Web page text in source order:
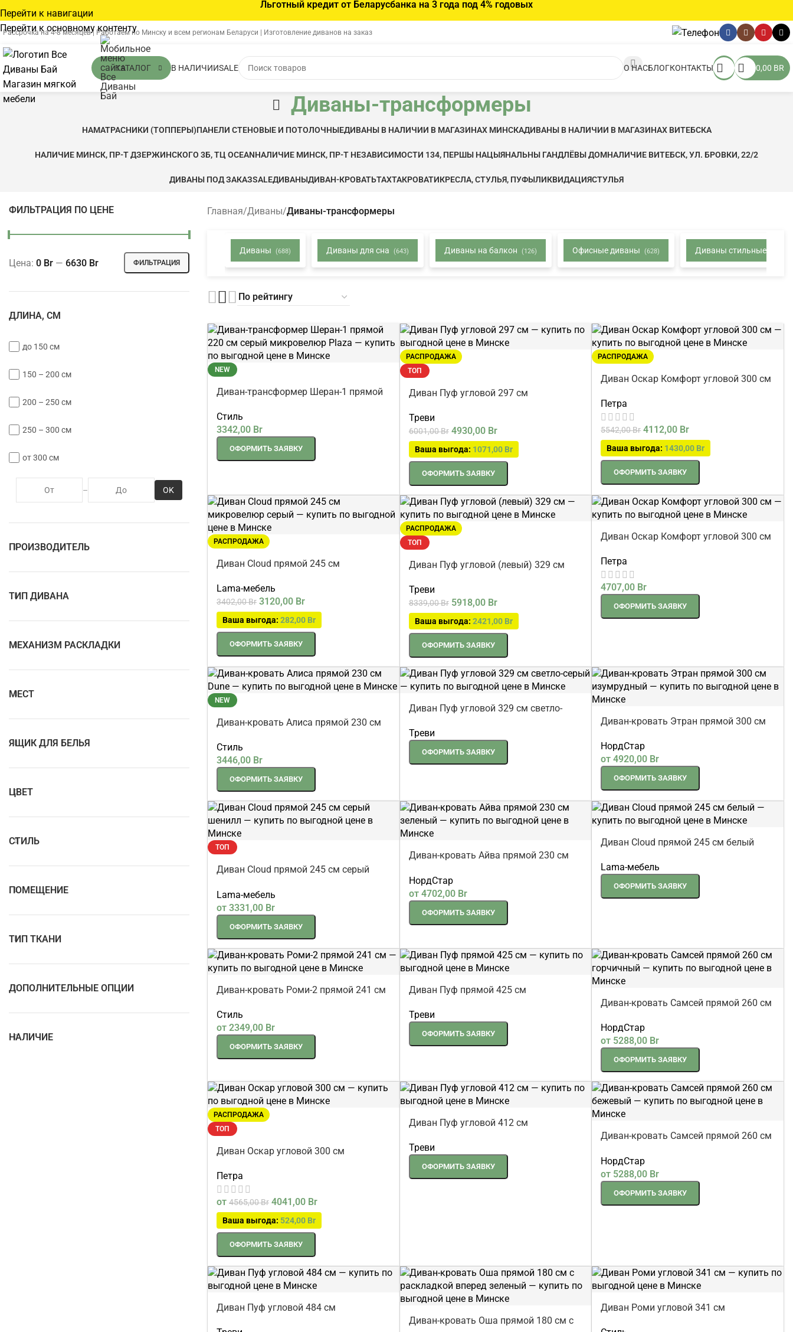
Перейти к навигации
Перейти к основному контенту
Льготный кредит от Беларусбанка на 3 года под 4% годовых
Рассрочка на 4-8 месяцев | Работаем по Минску и всем регионам Беларуси | Изготовление диванов на заказ
КАТАЛОГ В НАЛИЧИИSALE О НАСБЛОГКОНТАКТЫ 0,00 BR
Диваны-трансформеры
НАМАТРАСНИКИ (ТОППЕРЫ)ПАНЕЛИ СТЕНОВЫЕ И ПОТОЛОЧНЫЕДИВАНЫ В НАЛИЧИИ В МАГАЗИНАХ МИНСКАДИВАНЫ В НАЛИЧИИ В МАГАЗИНАХ ВИТЕБСКА
НАЛИЧИЕ МИНСК, ПР-Т ДЗЕРЖИНСКОГО 3Б, ТЦ OCEANНАЛИЧИЕ МИНСК, ПР-Т НЕЗАВИСИМОСТИ 134, ПЕРШЫ НАЦЫЯНАЛЬНЫ ГАНДЛЁВЫ ДОМНАЛИЧИЕ ВИТЕБСК, УЛ. БРОВКИ, 22/2
ДИВАНЫ ПОД ЗАКАЗSALEДИВАНЫДИВАН-КРОВАТЬТАХТАКРОВАТИКРЕСЛА, СТУЛЬЯ, ПУФЫЛИКВИДАЦИЯCТУЛЬЯ
ФИЛЬТРАЦИЯ ПО ЦЕНЕ
ФИЛЬТРАЦИЯ
Цена: 0 Br — 6630 Br
ДЛИНА, СМ
до 150 см
150 – 200 см
200 – 250 см
250 – 300 см
от 300 см
– OK
ПРОИЗВОДИТЕЛЬ
ТИП ДИВАНА
МЕХАНИЗМ РАСКЛАДКИ
МЕСТ
ЯЩИК ДЛЯ БЕЛЬЯ
ЦВЕТ
СТИЛЬ
ПОМЕЩЕНИЕ
ТИП ТКАНИ
ДОПОЛНИТЕЛЬНЫЕ ОПЦИИ
НАЛИЧИЕ
Главная/Диваны/Диваны-трансформеры
Диваны (688) Диваны для сна (643) Диваны на балкон (126) Офисные диваны (628) Диваны стильные
NEW
Диван-трансформер Шеран-1 прямой
Стиль
3342,00 Br
ОФОРМИТЬ ЗАЯВКУ
РАСПРОДАЖА
ТОП
Диван Пуф угловой 297 см
Треви
6001,00Br 4930,00 Br
Ваша выгода: 1071,00 Br
ОФОРМИТЬ ЗАЯВКУ
РАСПРОДАЖА
Диван Оскар Комфорт угловой 300 см
Петра
5542,00Br 4112,00 Br
Ваша выгода: 1430,00 Br
ОФОРМИТЬ ЗАЯВКУ
РАСПРОДАЖА
Диван Cloud прямой 245 см
Lama-мебель
3402,00Br 3120,00 Br
Ваша выгода: 282,00 Br
ОФОРМИТЬ ЗАЯВКУ
РАСПРОДАЖА
ТОП
Диван Пуф угловой (левый) 329 см
Треви
8339,00Br 5918,00 Br
Ваша выгода: 2421,00 Br
ОФОРМИТЬ ЗАЯВКУ
Диван Оскар Комфорт угловой 300 см
Петра
4707,00 Br
ОФОРМИТЬ ЗАЯВКУ
NEW
Диван-кровать Алиса прямой 230 см
Стиль
3446,00 Br
ОФОРМИТЬ ЗАЯВКУ
Диван Пуф угловой 329 см светло-
Треви
ОФОРМИТЬ ЗАЯВКУ
Диван-кровать Этран прямой 300 см
НордСтар
от4920,00 Br
ОФОРМИТЬ ЗАЯВКУ
ТОП
Диван Cloud прямой 245 см серый
Lama-мебель
от 3331,00 Br
ОФОРМИТЬ ЗАЯВКУ
Диван-кровать Айва прямой 230 см
НордСтар
от 4702,00 Br
ОФОРМИТЬ ЗАЯВКУ
Диван Cloud прямой 245 см белый
Lama-мебель
ОФОРМИТЬ ЗАЯВКУ
Диван-кровать Роми-2 прямой 241 см
Стиль
от 2349,00 Br
ОФОРМИТЬ ЗАЯВКУ
Диван Пуф прямой 425 см
Треви
ОФОРМИТЬ ЗАЯВКУ
Диван-кровать Самсей прямой 260 см
НордСтар
от 5288,00 Br
ОФОРМИТЬ ЗАЯВКУ
РАСПРОДАЖА
ТОП
Диван Оскар угловой 300 см
Петра
от 4565,00Br 4041,00 Br
Ваша выгода: 524,00 Br
ОФОРМИТЬ ЗАЯВКУ
Диван Пуф угловой 412 см
Треви
ОФОРМИТЬ ЗАЯВКУ
Диван-кровать Самсей прямой 260 см
НордСтар
от 5288,00 Br
ОФОРМИТЬ ЗАЯВКУ
Диван Пуф угловой 484 см
Диван-кровать Оша прямой 180 см с
Диван Роми угловой 341 см